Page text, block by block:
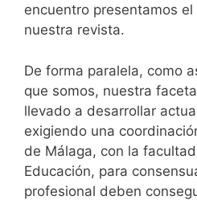
encuentro presentamos
nuestra revista.
De forma paralela, como
que somos, nuestra
llevado a desarrollar
exigiendo una
de Málaga, con la
Educación, para
profesional deben